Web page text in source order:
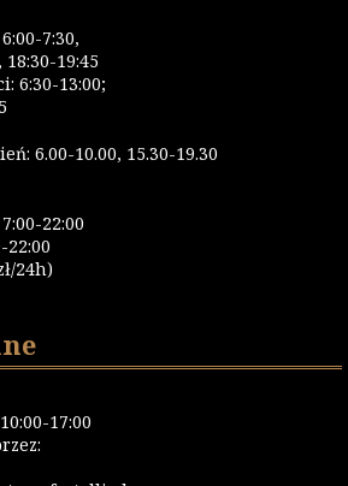
7:30,
18:30-19:45
6:30-13:00;
6.00-10.00, 15.30-19.30
22:00
24h)
17:00